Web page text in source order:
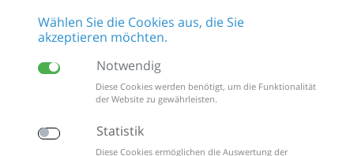
Uro-Genitalorgane
Venen der Extremitäten (B-Modus)
Schilddrüse
Wählen Sie die Cookies aus, die Sie
akzeptieren möchten.
Notwendig
Diese Cookies werden benötigt, um die Funktionalität
der Website zu gewährleisten.
Statistik
Diese Cookies ermöglichen die Auswertung der